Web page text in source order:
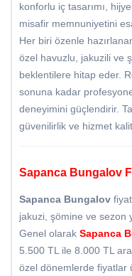
konforlu iç tasarımı,
misafir memnuniyetini
Her biri özenle
özel havuzlu, jakuzili ve
beklentilere hitap eder.
sonuna kadar
deneyimini güçlendirir.
güvenilirlik ve hizmet
Sapanca Bungalov
Sapanca Bungalov
jakuzi, şömine ve sezon
Genel olarak Sapanca
5.500 TL ile 8.000 TL
özel dönemlerde fiyatlar